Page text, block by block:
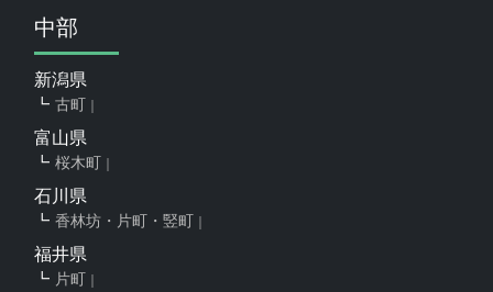
中部
新潟県
古町
富山県
桜木町
石川県
香林坊・片町・竪町
福井県
片町